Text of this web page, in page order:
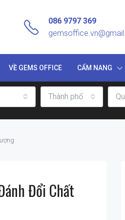
086 9797 369
VỀ GEMS OFFICE CẨM NANG
Thành phố
Đổi Chất